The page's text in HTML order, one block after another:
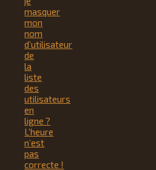
masquer
mon
nom
d’utilisateur
de
la
liste
des
utilisateurs
en
ligne ?
L’heure
n’est
pas
correcte !